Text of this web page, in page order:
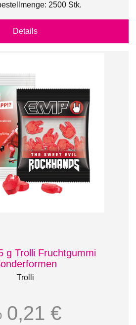
2500 Stk.
Details
g Trolli Fruchtgummi
Trolli
0,21 €